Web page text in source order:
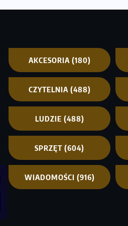
AKCESORIA (180)
CZYTELNIA (488)
LUDZIE (488)
SPRZĘT (604)
WIADOMOŚCI (916)